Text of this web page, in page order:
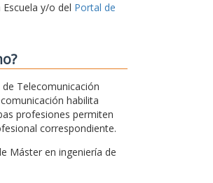
Escuela y/o del Portal de
Telecomunicación
habilita
profesiones permiten
correspondiente.
Máster en ingeniería de